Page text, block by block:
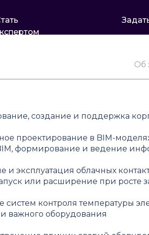
Об
создание и поддержка
проектирование в BIM-
формирование и ведение
и эксплуатация облачных
или расширение при росте
контроля температуры
важного оборудования